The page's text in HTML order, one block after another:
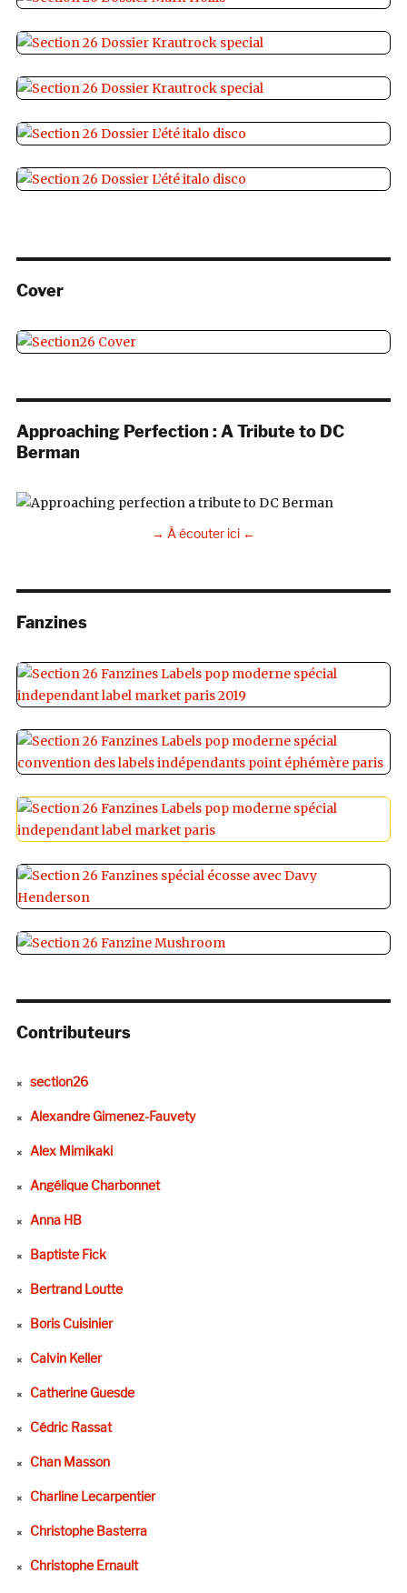
Cover
Approaching Perfection : A Tribute to DC
Berman
→ À écouter ici ←
Fanzines
Contributeurs
section26
Alexandre Gimenez-Fauvety
Alex Mimikaki
Angélique Charbonnet
Anna HB
Baptiste Fick
Bertrand Loutte
Boris Cuisinier
Calvin Keller
Catherine Guesde
Cédric Rassat
Chan Masson
Charline Lecarpentier
Christophe Basterra
Christophe Ernault